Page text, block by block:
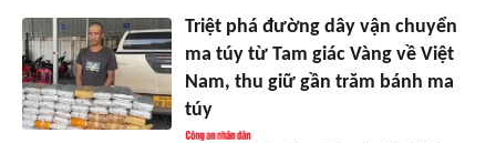
Triệt phá đường dây vận chuyển
ma túy từ Tam giác Vàng về Việt
Nam, thu giữ gần trăm bánh ma
túy